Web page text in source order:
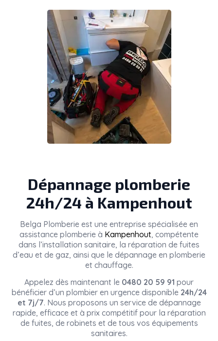
Dépannage plomberie
24h/24 à Kampenhout
Belga Plomberie est une entreprise spécialisée en
assistance plomberie à Kampenhout, compétente
dans l’installation sanitaire, la réparation de fuites
d’eau et de gaz, ainsi que le dépannage en plomberie
et chauffage.
Appelez dès maintenant le 0480 20 59 91 pour
bénéficier d’un plombier en urgence disponible 24h/24
et 7j/7. Nous proposons un service de dépannage
rapide, efficace et à prix compétitif pour la réparation
de fuites, de robinets et de tous vos équipements
sanitaires.